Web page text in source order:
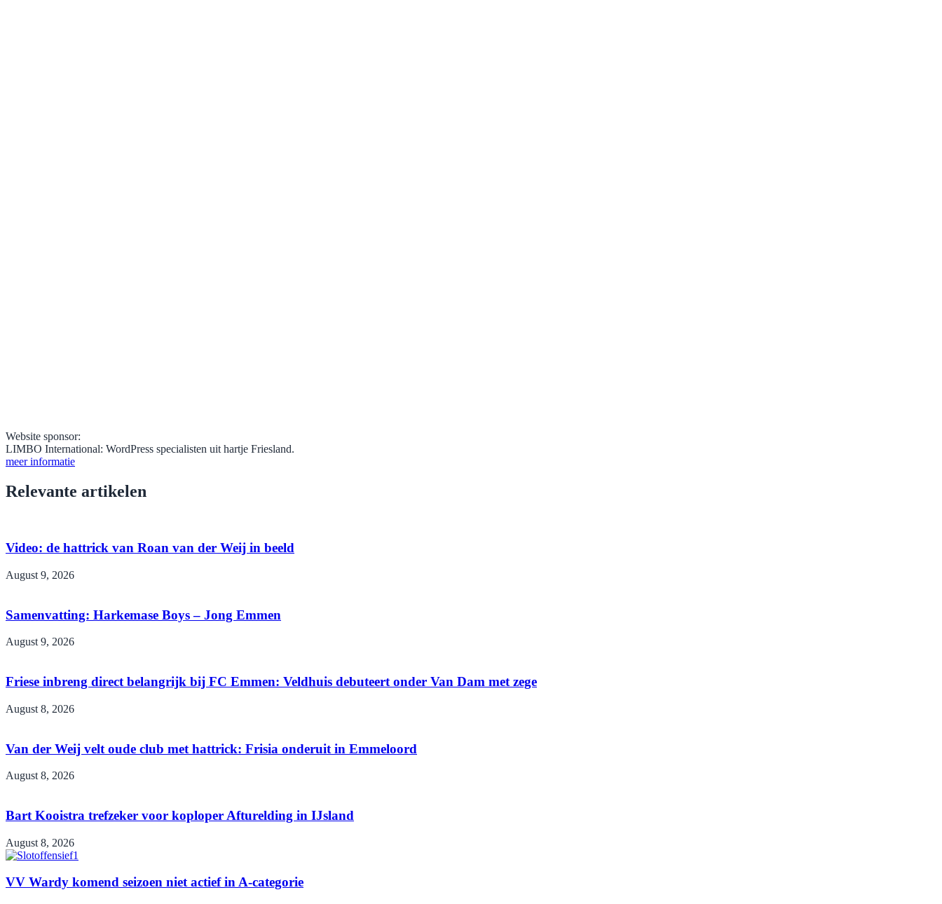
Website sponsor:
LIMBO International: WordPress specialisten uit hartje Friesland.
meer informatie
Relevante artikelen
Video: de hattrick van Roan van der Weij in beeld
August 9, 2026
Samenvatting: Harkemase Boys – Jong Emmen
August 9, 2026
Friese inbreng direct belangrijk bij FC Emmen: Veldhuis debuteert onder Van Dam met zege
August 8, 2026
Van der Weij velt oude club met hattrick: Frisia onderuit in Emmeloord
August 8, 2026
Bart Kooistra trefzeker voor koploper Afturelding in IJsland
August 8, 2026
VV Wardy komend seizoen niet actief in A-categorie